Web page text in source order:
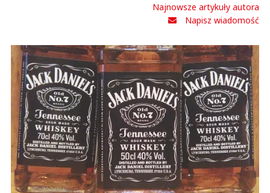
Najnowsze artykuły autora
Napisz wiadomość